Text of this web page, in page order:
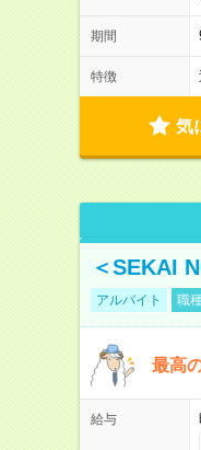
期間
特徴
気
＜SEKAI
アルバイト 職
最高
給与